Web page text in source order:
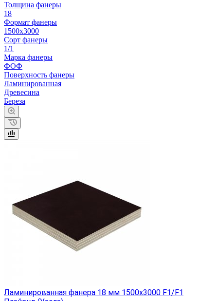
Толщина фанеры
18
Формат фанеры
1500х3000
Сорт фанеры
1/1
Марка фанеры
ФОФ
Поверхность фанеры
Ламинированная
Древесина
Береза
Ламинированная фанера 18 мм 1500х3000 F1/F1